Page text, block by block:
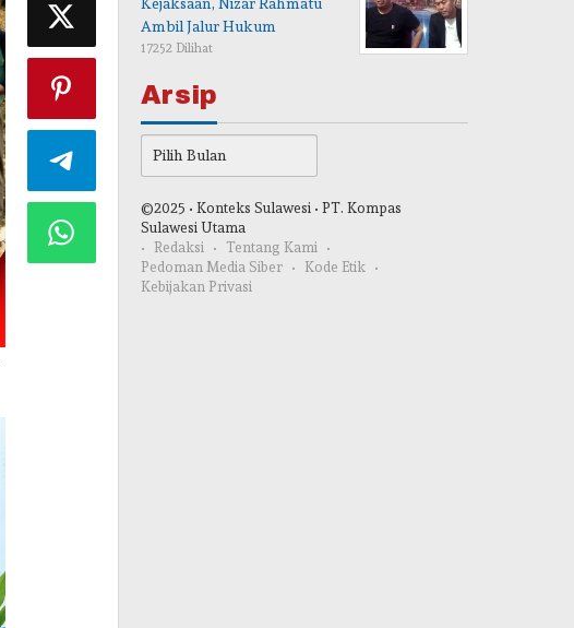
Kejaksaan, Nizar Rahmatu
Ambil Jalur Hukum
17252 Dilihat
Arsip
©2025 • Konteks Sulawesi • PT. Kompas
Sulawesi Utama
Redaksi
Tentang Kami
Pedoman Media Siber
Kode Etik
Kebijakan Privasi